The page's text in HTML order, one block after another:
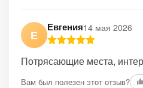
Е
Евгения14 мая 2026
Потрясающие места,
Вам был полезен этот отзыв?